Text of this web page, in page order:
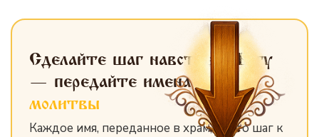
Сделайте шаг навстречу Богу
— передайте именадля
молитвы
Каждое имя, переданное в храм, — это шаг к